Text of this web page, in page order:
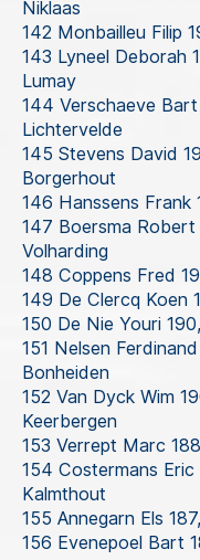
Niklaas
142 Monbailleu Filip
143 Lyneel Deborah
Lumay
144 Verschaeve
Lichtervelde
145 Stevens David
Borgerhout
146 Hanssens
147 Boersma
Volharding
148 Coppens Fred
149 De Clercq Koen
150 De Nie Youri
151 Nelsen
Bonheiden
152 Van Dyck Wim
Keerbergen
153 Verrept Marc
154 Costermans
Kalmthout
155 Annegarn Els
156 Evenepoel Bart